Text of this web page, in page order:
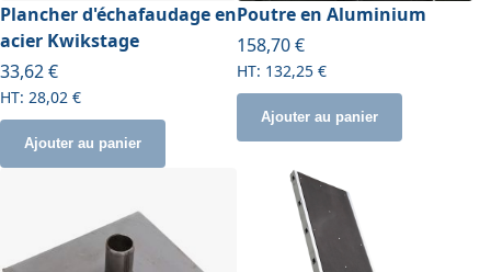
Plancher d'échafaudage en
acier Kwikstage
À partir de
33,62 €
28,02 €
Ajouter au panier
Poutre en Aluminium
À partir de
158,70 €
132,25 €
Ajouter au panier